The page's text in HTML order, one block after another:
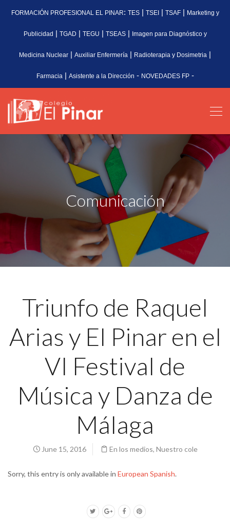
FORMACIÓN PROFESIONAL EL PINAR: TES| TSEI| TSAF| Marketing y
Publicidad | TGAD | TEGU | TSEAS| Imagen para Diagnóstico y
Medicina Nuclear | Auxiliar Enfermería | Radioterapia y Dosimetria |
Farmacia | Asistente a la Dirección - NOVEDADES FP-
Comunicación
Triunfo de Raquel
Arias y El Pinar en el
VI Festival de
Música y Danza de
Málaga
June 15, 2016 En los medios, Nuestro cole
Sorry, this entry is only available in European Spanish.